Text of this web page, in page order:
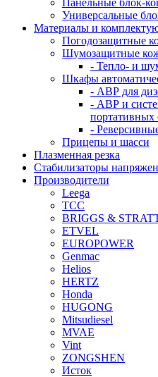
Панельные блок-
Универсальные
Материалы и
Погодозащитные
Шумозащитные
- Тепло- и
Шкафы
- АВР для
- АВР и
портативных
-
Прицепы и шасси
Плазменная резка
Стабилизаторы
Производители
Leega
ТСС
BRIGGS &
ETVEL
EUROPOWER
Genmac
Helios
HERTZ
Honda
HUGONG
Mitsudiesel
MVAE
Vint
ZONGSHEN
Исток